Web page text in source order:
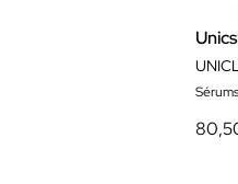
Sérums